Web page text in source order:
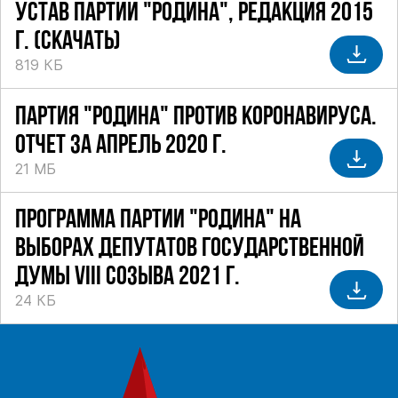
УСТАВ ПАРТИИ "РОДИНА", РЕДАКЦИЯ 2015
Г. (СКАЧАТЬ)
819 КБ
ПАРТИЯ "РОДИНА" ПРОТИВ КОРОНАВИРУСА.
ОТЧЕТ ЗА АПРЕЛЬ 2020 Г.
21 МБ
ПРОГРАММА ПАРТИИ "РОДИНА" НА
ВЫБОРАХ ДЕПУТАТОВ ГОСУДАРСТВЕННОЙ
ДУМЫ VIII СОЗЫВА 2021 Г.
24 КБ